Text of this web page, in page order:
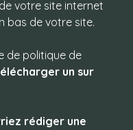
un sur
rédiger une